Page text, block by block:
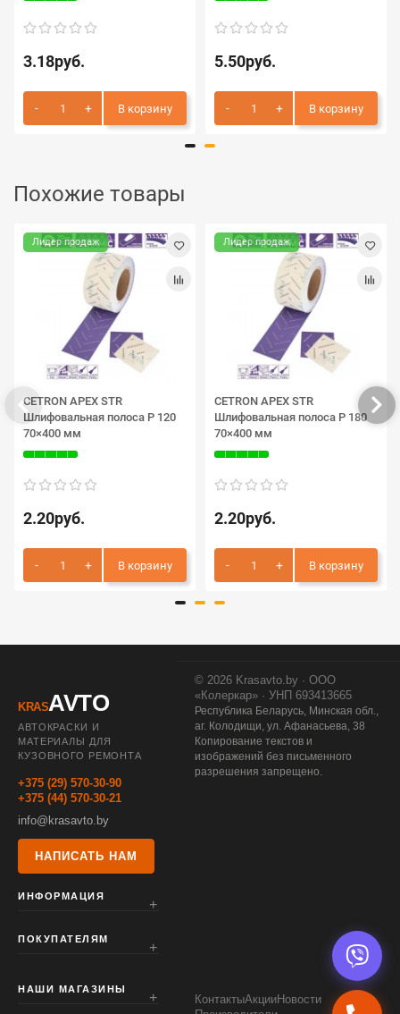
3.18руб.
В корзину
5.50руб.
В корзину
Похожие товары
Лидер продаж
CETRON APEX STR
Шлифовальная полоса P 120
70×400 мм
2.20руб.
В корзину
Лидер продаж
CETRON APEX STR
Шлифовальная полоса P 180
70×400 мм
2.20руб.
В корзину
KRASAVTO
АВТОКРАСКИ И
МАТЕРИАЛЫ ДЛЯ
КУЗОВНОГО РЕМОНТА
+375 (29) 570-30-90
+375 (44) 570-30-21
info@krasavto.by
НАПИСАТЬ НАМ
ИНФОРМАЦИЯ
ПОКУПАТЕЛЯМ
НАШИ МАГАЗИНЫ
© 2026 Krasavto.by · ООО
«Колеркар» · УНП 693413665
Республика Беларусь, Минская обл.,
аг. Колодищи, ул. Афанасьева, 38
Копирование текстов и
изображений без письменного
разрешения запрещено.
КонтактыАкцииНовости